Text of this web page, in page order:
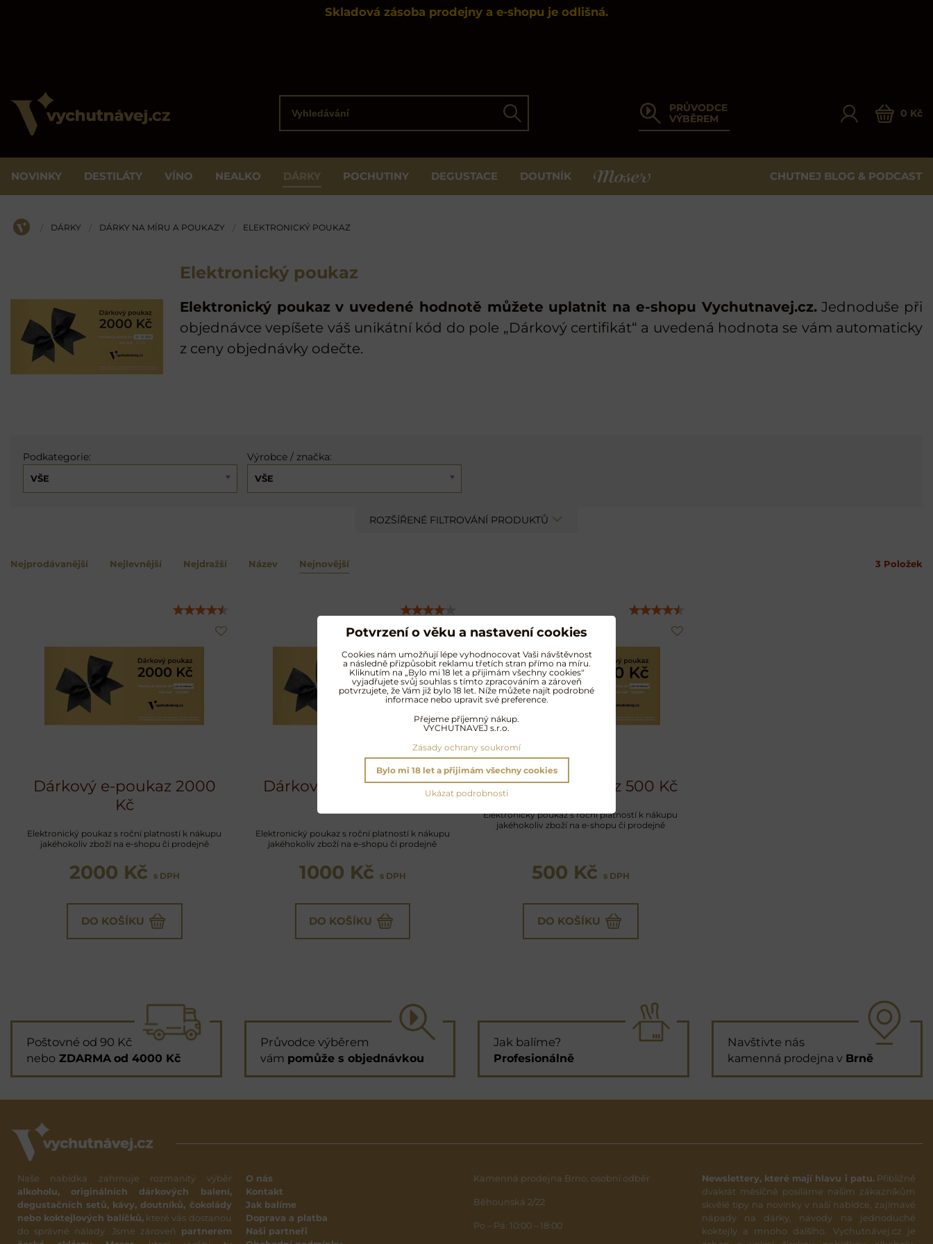
Skladová zásoba prodejny a e-shopu je odlišná.
Hledat
PRŮVODCE
VÝBĚREM
0 Kč
NOVINKY DESTILÁTY VÍNO NEALKO DÁRKY POCHUTINY DEGUSTACE DOUTNÍK
MOSER
CHUTNEJ BLOG & PODCAST
ÚVOD
/ DÁRKY / DÁRKY NA MÍRU A POUKAZY / ELEKTRONICKÝ POUKAZ
Elektronický poukaz
Elektronický poukaz v uvedené hodnotě můžete uplatnit na e-shopu Vychutnavej.cz.Jednoduše při
objednávce vepíšete váš unikátní kód do pole „Dárkový certifikát“ a uvedená hodnota se vám automaticky
z ceny objednávky odečte.
Výrobce / značka:
VŠE
Podkategorie:
VŠE
ROZŠÍŘENÉ FILTROVÁNÍ PRODUKTŮ
3 Položek
Nejprodávanější Nejlevnější Nejdražší Název Nejnovější
Dárkový e-poukaz 2000
Kč
Elektronický poukaz s roční platností k nákupu
jakéhokoliv zboží na e-shopu či prodejně
2000 Kč s DPH
DO KOŠÍKU
Dárkový e-poukaz 1000
Elektronický poukaz s roční platností k nákupu
jakéhokoliv zboží na e-shopu či prodejně
1000 Kč s DPH
DO KOŠÍKU
Dárkový e-poukaz 500 Kč
Elektronický poukaz s roční platností k nákupu
jakéhokoliv zboží na e-shopu či prodejně
500 Kč s DPH
DO KOŠÍKU
Poštovné od 90 Kč
nebo ZDARMA od 4000 Kč
Průvodce výběrem
vám pomůže s objednávkou
Jak balíme?
Profesionálně
Navštivte nás
kamenná prodejna v Brně
Naše nabídka zahrnuje rozmanitý výběr
alkoholu, originálních dárkových balení,
degustačních setů, kávy, doutníků, čokolády
nebo koktejlových balíčků, které vás dostanou
do správné nálady. Jsme zároveň partnerem
O nás
Kontakt
Jak balíme
Doprava a platba
Naši partneři
Kamenná prodejna Brno, osobní odběr
Běhounská 2/22
Po – Pá: 10:00 – 18:00
Newslettery, které mají hlavu i patu.Přibližně
dvakrát měsíčně posíláme našim zákazníkům
skvělé tipy na novinky v naší nabídce, zajímavé
nápady na dárky, návody na jednoduché
koktejly a mnoho dalšího. Vychutnávej.cz je
Potvrzení o věku a nastavení cookies
Cookies nám umožňují lépe vyhodnocovat Vaši návštěvnost
a následně přizpůsobit reklamu třetích stran přímo na míru.
Kliknutím na „Bylo mi 18 let a přijimám všechny cookies"
vyjadřujete svůj souhlas s tímto zpracováním a zároveň
potvrzujete, že Vám již bylo 18 let. Níže můžete najít podrobné
informace nebo upravit své preference.
Přejeme příjemný nákup.
VYCHUTNAVEJ s.r.o.
Zásady ochrany soukromí
Ukázat podrobnosti
Bylo mi 18 let a přijimám všechny cookies